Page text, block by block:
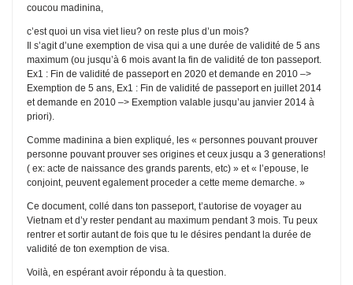
coucou madinina,
c’est quoi un visa viet lieu? on reste plus d’un mois?
Il s’agit d’une exemption de visa qui a une durée de validité de 5 ans
maximum (ou jusqu’à 6 mois avant la fin de validité de ton passeport.
Ex1 : Fin de validité de passeport en 2020 et demande en 2010 –>
Exemption de 5 ans, Ex1 : Fin de validité de passeport en juillet 2014
et demande en 2010 –> Exemption valable jusqu’au janvier 2014 à
priori).
Comme madinina a bien expliqué, les « personnes pouvant prouver
personne pouvant prouver ses origines et ceux jusqu a 3 generations!
( ex: acte de naissance des grands parents, etc) » et « l’epouse, le
conjoint, peuvent egalement proceder a cette meme demarche. »
Ce document, collé dans ton passeport, t’autorise de voyager au
Vietnam et d’y rester pendant au maximum pendant 3 mois. Tu peux
rentrer et sortir autant de fois que tu le désires pendant la durée de
validité de ton exemption de visa.
Voilà, en espérant avoir répondu à ta question.